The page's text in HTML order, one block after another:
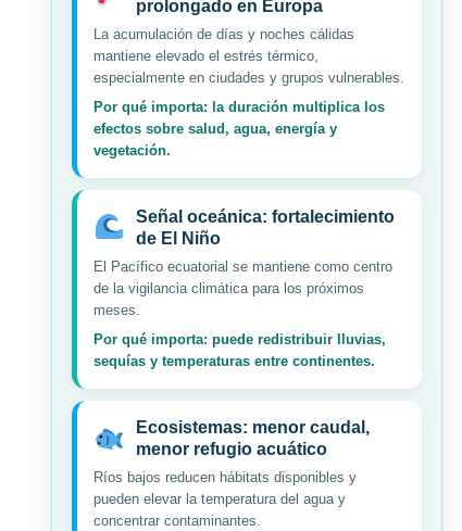
prolongado en Europa
La acumulación de días y noches cálidas
mantiene elevado el estrés térmico,
especialmente en ciudades y grupos vulnerables.
Por qué importa: la duración multiplica los
efectos sobre salud, agua, energía y
vegetación.
Señal oceánica: fortalecimiento
de El Niño
El Pacífico ecuatorial se mantiene como centro
de la vigilancia climática para los próximos
meses.
Por qué importa: puede redistribuir lluvias,
sequías y temperaturas entre continentes.
Ecosistemas: menor caudal,
menor refugio acuático
Ríos bajos reducen hábitats disponibles y
pueden elevar la temperatura del agua y
concentrar contaminantes.